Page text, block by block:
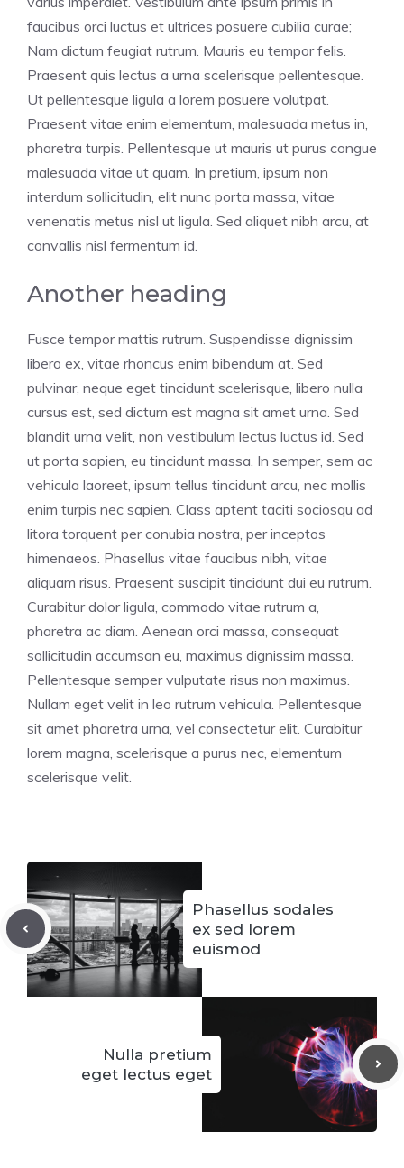
faucibus orci luctus et ultrices posuere cubilia curae;
Nam dictum feugiat rutrum. Mauris eu tempor felis.
Praesent quis lectus a urna scelerisque pellentesque.
Ut pellentesque ligula a lorem posuere volutpat.
Praesent vitae enim elementum, malesuada metus in,
pharetra turpis. Pellentesque ut mauris ut purus congue
malesuada vitae ut quam. In pretium, ipsum non
interdum sollicitudin, elit nunc porta massa, vitae
venenatis metus nisl ut ligula. Sed aliquet nibh arcu, at
convallis nisl fermentum id.
Another heading
Fusce tempor mattis rutrum. Suspendisse dignissim
libero ex, vitae rhoncus enim bibendum at. Sed
pulvinar, neque eget tincidunt scelerisque, libero nulla
cursus est, sed dictum est magna sit amet urna. Sed
blandit urna velit, non vestibulum lectus luctus id. Sed
ut porta sapien, eu tincidunt massa. In semper, sem ac
vehicula laoreet, ipsum tellus tincidunt arcu, nec mollis
enim turpis nec sapien. Class aptent taciti sociosqu ad
litora torquent per conubia nostra, per inceptos
himenaeos. Phasellus vitae faucibus nibh, vitae
aliquam risus. Praesent suscipit tincidunt dui eu rutrum.
Curabitur dolor ligula, commodo vitae rutrum a,
pharetra ac diam. Aenean orci massa, consequat
sollicitudin accumsan eu, maximus dignissim massa.
Pellentesque semper vulputate risus non maximus.
Nullam eget velit in leo rutrum vehicula. Pellentesque
sit amet pharetra urna, vel consectetur elit. Curabitur
lorem magna, scelerisque a purus nec, elementum
scelerisque velit.
Phasellus sodales
ex sed lorem
euismod
Nulla pretium
eget lectus eget